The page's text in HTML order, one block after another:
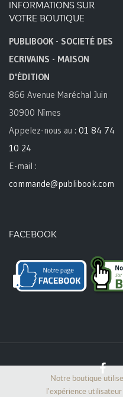
INFORMATIONS SUR
VOTRE BOUTIQUE
PUBLIBOOK - SOCIETÉ DES
ECRIVAINS - MAISON
D'ÉDITION
866 Avenue Maréchal Juin
30900 Nîmes
Appelez-nous au : 01 84 74
10 24
E-mail :
commande@publibook.com
FACEBOOK
Notre boutique
l'expérience